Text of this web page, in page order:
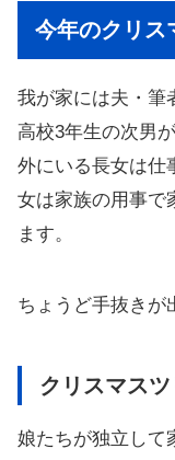
今年のクリス
我が家には夫・筆
高校3年生の次男
外にいる長女は仕
女は家族の用事で
ます。
ちょうど手抜きが
クリスマス
娘たちが独立して